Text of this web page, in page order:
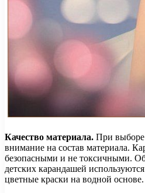
Качество материала. При выборе
внимание на состав материала.
безопасными и не токсичными.
детских карандашей
цветные краски на водной основе.